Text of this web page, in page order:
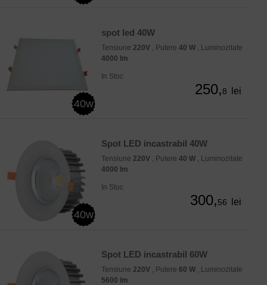
40w
spot led 40W
Tensiune 220V , Putere 40 W , Luminozitate
4000 lm
In Stoc
250,8 lei
40w
Spot LED incastrabil 40W
Tensiune 220V , Putere 40 W , Luminozitate
4000 lm
In Stoc
300,56 lei
Spot LED incastrabil 60W
Tensiune 220V , Putere 60 W , Luminozitate
5600 lm